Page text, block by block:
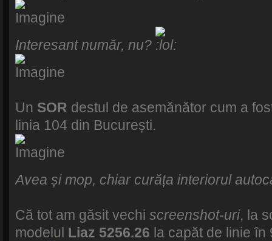
Interesant număr, nu?
Un SOR destul de asemănător cum a
linia 104 din București.
Avea și mop, chiar curăța interiorul
Că tot am găsit vechi screenshot-uri, la
modelul Liaz 5256.26 la capăt de linie în